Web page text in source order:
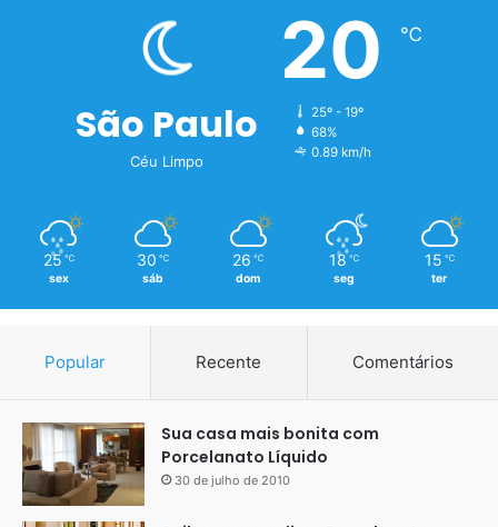
São Paulo
Céu Limpo
20 ℃
25º - 19º
68%
0.89 km/h
25 ℃
sex
30 ℃
sáb
26 ℃
dom
18 ℃
seg
15 ℃
ter
Popular Recente Comentários
Sua casa mais bonita com
Porcelanato Líquido
30 de julho de 2010